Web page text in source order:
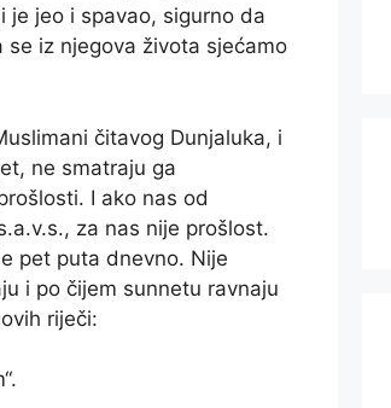
je jeo i spavao, sigurno da
iz njegova života sjećamo
čitavog Dunjaluka, i
ne smatraju ga
I ako nas od
za nas nije prošlost.
pet puta dnevno. Nije
i po čijem sunnetu ravnaju
riječi: